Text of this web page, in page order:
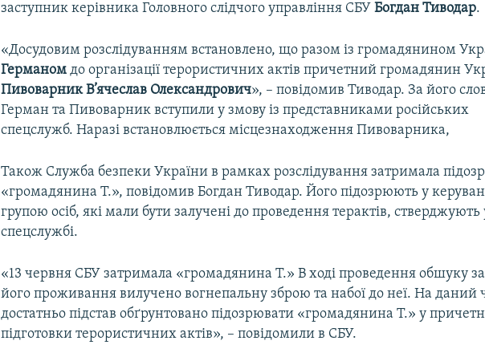
заступник керівника Головного слідчого управління СБУБогдан Тиводар.
«Досудовим розслідуванням встановлено, що разом із громадянином
Германомдо організації терористичних актів причетний громадянин
Пивоварник В’ячеслав Олександрович», – повідомив Тиводар. За його
Герман та Пивоварник вступили у змову із представниками російських
спецслужб. Наразі встановлюється місцезнаходження Пивоварника,
Також Служба безпеки України в рамках розслідування затримала
«громадянина Т.», повідомив Богдан Тиводар. Його підозрюють у
групою осіб, які мали бути залучені до проведення терактів, стверджують
спецслужбі.
«13 червня СБУ затримала «громадянина Т.» В ході проведення обшуку
його проживання вилучено вогнепальну зброю та набої до неї. На даний
достатньо підстав обґрунтовано підозрювати «громадянина Т.» у
підготовки терористичних актів», – повідомили в СБУ.